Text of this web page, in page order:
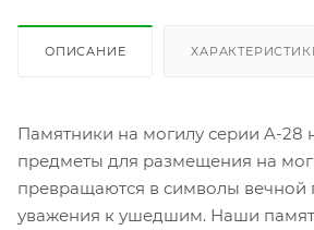
ОПИСАНИЕ
Памятники на могилу серии A-28
предметы для размещения на
превращаются в символы вечной
уважения к ушедшим. Наши